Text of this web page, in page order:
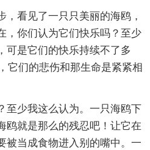
，看见了一只只美丽的海鸥，
，你们认为它们快乐吗？至少
可是它们的快乐持续不了多
它们的悲伤和那生命是紧紧相
至少我这么认为。一只海鸥下
鸥就是那么的残忍吧！让它在
被当成食物进入别的嘴中。一